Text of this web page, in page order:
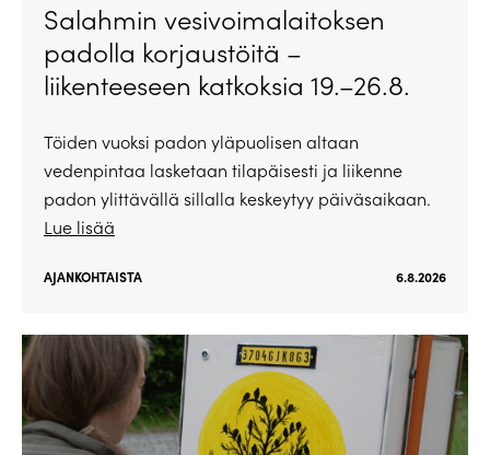
Salahmin vesivoimalaitoksen
padolla korjaustöitä –
liikenteeseen katkoksia 19.–26.8.
Töiden vuoksi padon yläpuolisen altaan
vedenpintaa lasketaan tilapäisesti ja liikenne
padon ylittävällä sillalla keskeytyy päiväsaikaan.
Lue lisää
AJANKOHTAISTA 6.8.2026